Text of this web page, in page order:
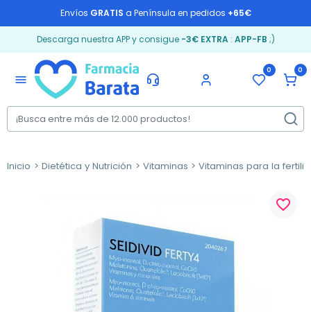
Envíos GRATIS a Península en pedidos +65€
Descarga nuestra APP y consigue -3€ EXTRA: APP-FB ;)
menu
0 0
Inicio Dietética y Nutrición Vitaminas Vitaminas para la
favorite_border